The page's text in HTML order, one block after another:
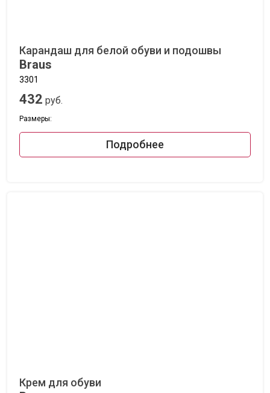
Карандаш для белой обуви и подошвы
Braus
3301
432 руб.
Размеры:
Подробнее
Крем для обуви